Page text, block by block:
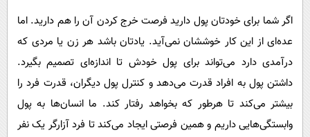
اگر شما برای خودتان پول دارید فرصت خرج کردن آن را هم دارید. اما
عده‌ای از این کار خوششان نمی‌آید. یادتان باشد هر زن یا مردی که
درآمدی دارد می‌تواند برای پول خودش تا اندازه‌ای تصمیم بگیرد.
داشتن پول به افراد قدرت می‌دهد و کنترل پول دیگران، قدرت فرد را
بیشتر می‌کند تا هرطور که بخواهد رفتار کند. ما انسان‌ها به پول
وابستگی‌هایی داریم و همین فرصتی ایجاد می‌کند تا فرد آزارگر یک نفر